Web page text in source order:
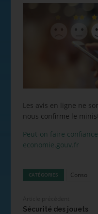
Les avis en ligne ne
nous confirme le
Peut-on faire
economie.gouv.fr
CATÉGORIES Conso
Sécurité des jouets